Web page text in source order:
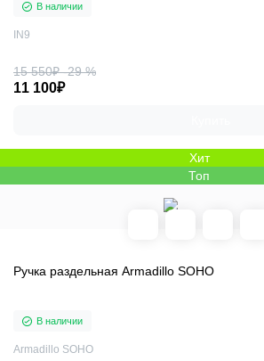
В наличии
IN9
15 550₽ -29 %
11 100₽
Хит
Топ
Ручка раздельная Armadillo SOHO
В наличии
Armadillo SOHO